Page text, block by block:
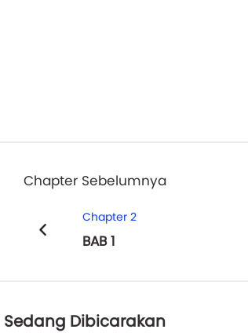
Chapter Sebelumnya
Chapter 2
BAB 1
Sedang Dibicarakan